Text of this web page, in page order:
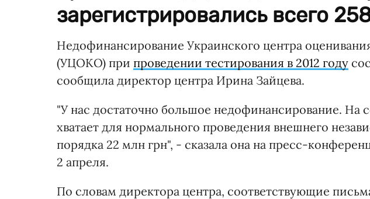
зарегистрировались всего
Недофинансирование Украинского центра
(УЦОКО) при проведении тестирования в 2012 году
сообщила директор центра Ирина Зайцева.
"У нас достаточно большое недофинансирование. На
хватает для нормального проведения внешнего
порядка 22 млн грн", - сказала она на пресс-
2 апреля.
По словам директора центра, соответствующие